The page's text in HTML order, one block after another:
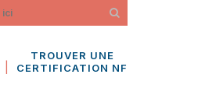
TROUVER UNE
CERTIFICATION NF